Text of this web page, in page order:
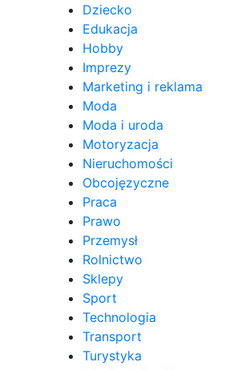
Dziecko
Edukacja
Hobby
Imprezy
Marketing i reklama
Moda
Moda i uroda
Motoryzacja
Nieruchomości
Obcojęzyczne
Praca
Prawo
Przemysł
Rolnictwo
Sklepy
Sport
Technologia
Transport
Turystyka